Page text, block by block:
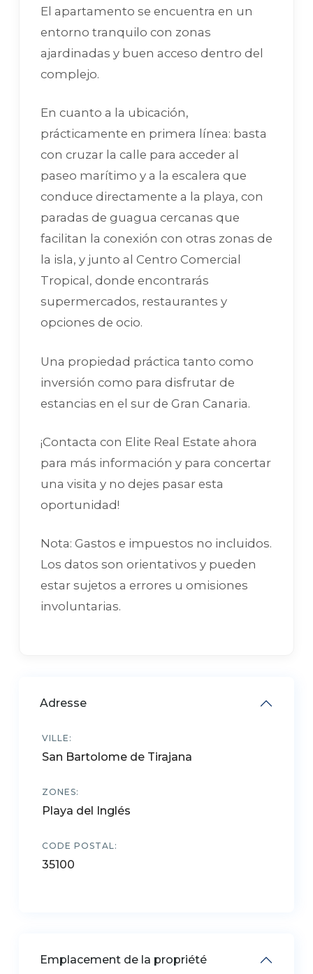
El apartamento se encuentra en un
entorno tranquilo con zonas
ajardinadas y buen acceso dentro del
complejo.
En cuanto a la ubicación,
prácticamente en primera línea: basta
con cruzar la calle para acceder al
paseo marítimo y a la escalera que
conduce directamente a la playa, con
paradas de guagua cercanas que
facilitan la conexión con otras zonas de
la isla, y junto al Centro Comercial
Tropical, donde encontrarás
supermercados, restaurantes y
opciones de ocio.
Una propiedad práctica tanto como
inversión como para disfrutar de
estancias en el sur de Gran Canaria.
¡Contacta con Elite Real Estate ahora
para más información y para concertar
una visita y no dejes pasar esta
oportunidad!
Nota: Gastos e impuestos no incluidos.
Los datos son orientativos y pueden
estar sujetos a errores u omisiones
involuntarias.
Adresse
VILLE:
San Bartolome de Tirajana
ZONES:
Playa del Inglés
CODE POSTAL:
35100
Emplacement de la propriété